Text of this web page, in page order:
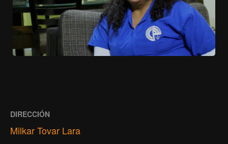
DIRECCIÓN
Milkar Tovar Lara